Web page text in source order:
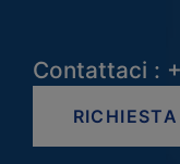
Contattaci :